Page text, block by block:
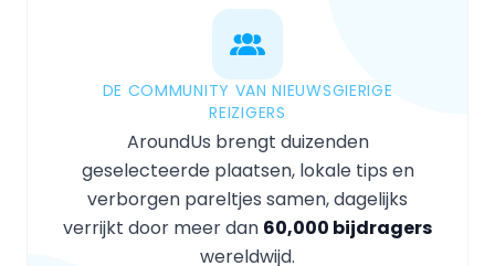
DE COMMUNITY VAN NIEUWSGIERIGE
REIZIGERS
AroundUs brengt duizenden
geselecteerde plaatsen, lokale tips en
verborgen pareltjes samen, dagelijks
verrijkt door meer dan 60,000 bijdragers
wereldwijd.